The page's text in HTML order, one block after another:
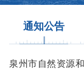
通知公告
泉州市自然资源